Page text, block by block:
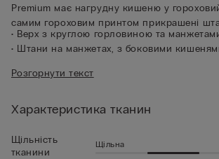
Premium має нагрудну кишеню у
самим гороховим принтом прикрашені
• Верх з круглою горловиною та
• Штани на манжетах, з боковими
• Зріст моделі 185 см, розмір L
Розгорнути текст
Характеристика тканин
Щільність
тканини
Щільна